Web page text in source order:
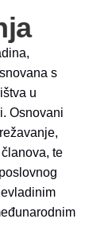
s
u
Osnovani
te